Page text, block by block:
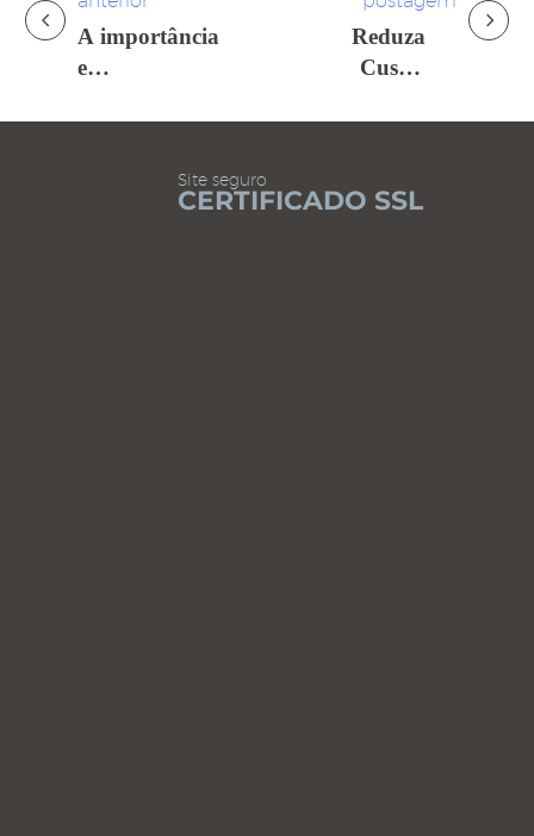
Navegação
A importância
e
das mulheres
Reduza
Custos
Porta-
Pedestais
Site seguro
CERTIFICADO SSL